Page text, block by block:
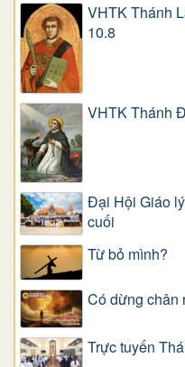
VHTK Thánh
10.8
VHTK Thánh
Đại Hội Giáo
cuối
Từ bỏ mình?
Có dừng chân
Trực tuyến